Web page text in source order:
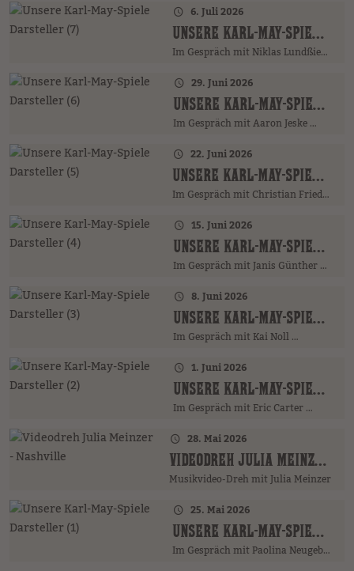
6. Juli 2026
UNSERE KARL-MAY-SPIELE DARSTELLER (7)
Im Gespräch mit Niklas Lundßien …
29. Juni 2026
UNSERE KARL-MAY-SPIELE DARSTELLER (6)
Im Gespräch mit Aaron Jeske …
22. Juni 2026
UNSERE KARL-MAY-SPIELE DARSTELLER (5)
Im Gespräch mit Christian Friedrich …
15. Juni 2026
UNSERE KARL-MAY-SPIELE DARSTELLER (4)
Im Gespräch mit Janis Günther …
8. Juni 2026
UNSERE KARL-MAY-SPIELE DARSTELLER (3)
Im Gespräch mit Kai Noll …
1. Juni 2026
UNSERE KARL-MAY-SPIELE DARSTELLER (2)
Im Gespräch mit Eric Carter …
28. Mai 2026
VIDEODREH JULIA MEINZER - NASHVILLE
Musikvideo-Dreh mit Julia Meinzer
25. Mai 2026
UNSERE KARL-MAY-SPIELE DARSTELLER (1)
Im Gespräch mit Paolina Neugebauer …